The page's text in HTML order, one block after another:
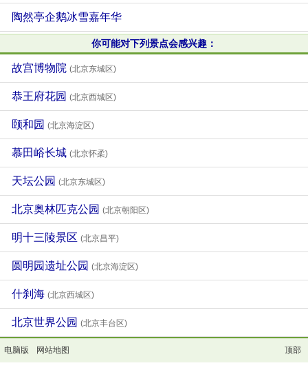
陶然亭企鹅冰雪嘉年华
你可能对下列景点会感兴趣：
故宫博物院 (北京东城区)
恭王府花园 (北京西城区)
颐和园 (北京海淀区)
慕田峪长城 (北京怀柔)
天坛公园 (北京东城区)
北京奥林匹克公园 (北京朝阳区)
明十三陵景区 (北京昌平)
圆明园遗址公园 (北京海淀区)
什刹海 (北京西城区)
北京世界公园 (北京丰台区)
电脑版 网站地图 顶部